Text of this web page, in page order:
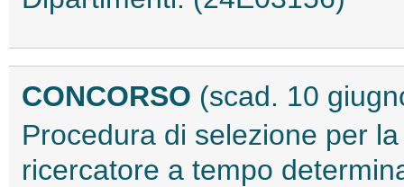
CONCORSO (scad. 10
Procedura di selezione per
ricercatore a tempo